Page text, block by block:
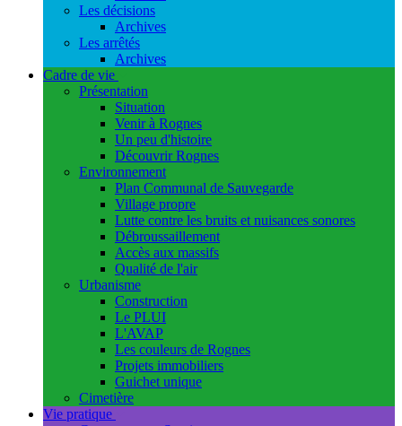
Les décisions
Archives
Les arrêtés
Archives
Cadre de vie
Présentation
Situation
Venir à Rognes
Un peu d'histoire
Découvrir Rognes
Environnement
Plan Communal de Sauvegarde
Village propre
Lutte contre les bruits et nuisances sonores
Débroussaillement
Accès aux massifs
Qualité de l'air
Urbanisme
Construction
Le PLUI
L'AVAP
Les couleurs de Rognes
Projets immobiliers
Guichet unique
Cimetière
Vie pratique